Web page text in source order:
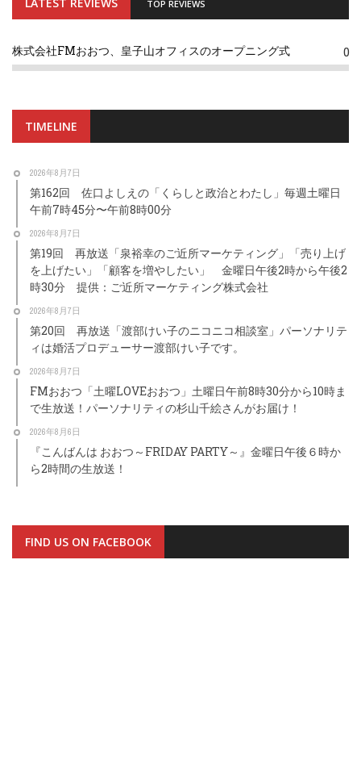
TOP REVIEWS
株式会社FMおおつ、皇子山オフィスのオープニング式 0
TIMELINE
2026年8月7日
第162回 佐口よしえの「くらしと政治とわたし」毎週土曜日
午前7時45分〜午前8時00分
2026年8月7日
第19回 再放送「泉裕幸のご近所マーケティング」「売り上げ
を上げたい」「顧客を増やしたい」 金曜日午後2時から午後2
時30分 提供：ご近所マーケティング株式会社
2026年8月7日
第20回 再放送「渡部けい子のニコニコ相談室」パーソナリテ
ィは婚活プロデューサー渡部けい子です。
2026年8月7日
FMおおつ「土曜LOVEおおつ」土曜日午前8時30分から10時ま
で生放送！パーソナリティの杉山千絵さんがお届け！
2026年8月6日
『こんばんは おおつ～FRIDAY PARTY～』金曜日午後６時か
ら2時間の生放送！
FIND US ON FACEBOOK